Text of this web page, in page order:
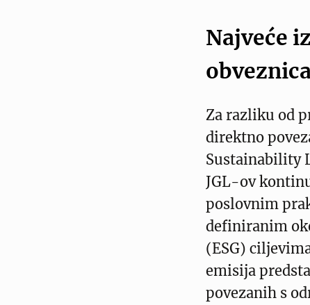
Najveće
Za razliku od
direktno
Sustainability
JGL-ov
poslovnim
definiranim
(ESG)
emisija
povezanih s